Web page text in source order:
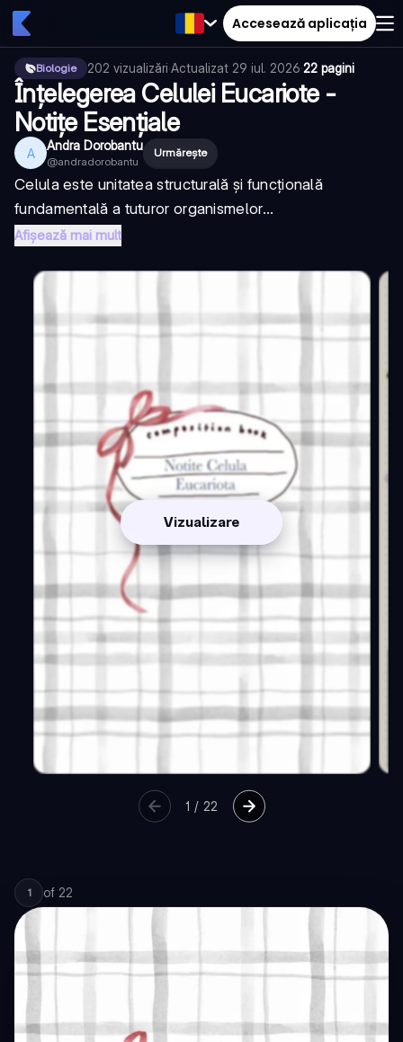
Accesează aplicația
Biologie 202 vizualizări·Actualizat 29 iul. 2026·22 pagini
Înțelegerea Celulei Eucariote -
Notițe Esențiale
A Andra Dorobantu
@andradorobantu
Urmărește
Celula este unitatea structurală și funcțională
fundamentală a tuturor organismelor...
Afișează mai mult
Vizualizare
1 / 22
1 of 22